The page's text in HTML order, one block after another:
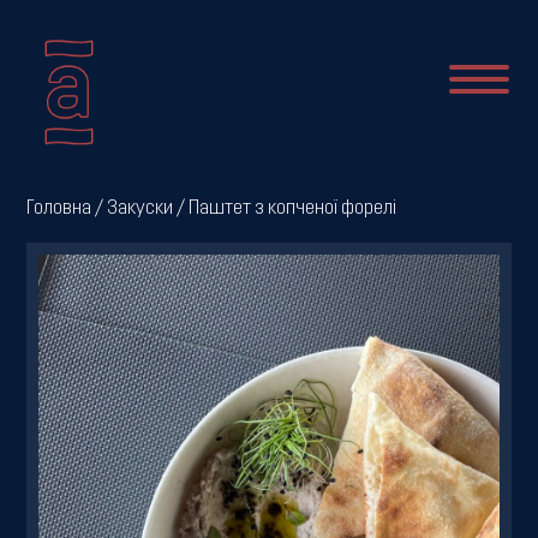
Про
нас
Новини
Меню
Головна / Закуски / Паштет з копченої форелі